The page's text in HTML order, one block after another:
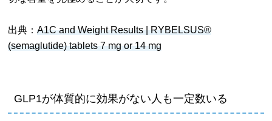
出典：A1C and Weight Results | RYBELSUS®
(semaglutide) tablets 7 mg or 14 mg
GLP1が体質的に効果がない人も一定数いる